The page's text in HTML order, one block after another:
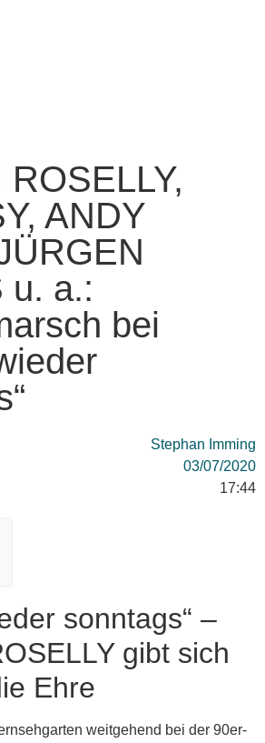
ANDY
u. a.:
bei
Stephan Imming
03/07/2020
17:44
sonntags“ –
gibt sich
Ehre
weitgehend bei der 90er-